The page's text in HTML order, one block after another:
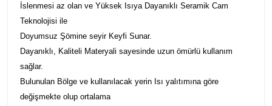
İslenmesi az olan ve Yüksek Isıya Dayanıklı Seramik Cam
Teknolojisi ile
Doyumsuz Şömine seyir Keyfi Sunar.
Dayanıklı, Kaliteli Materyali sayesinde uzun ömürlü kullanım
sağlar.
Bulunulan Bölge ve kullanılacak yerin Isı yalıtımına göre
değişmekte olup ortalama